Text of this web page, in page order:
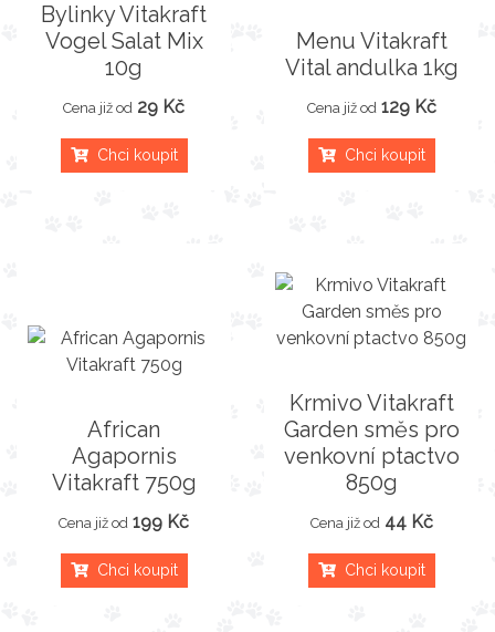
Bylinky Vitakraft
Vogel Salat Mix
10g
Cena již od 29 Kč
Chci koupit
Menu Vitakraft
Vital andulka 1kg
Cena již od 129 Kč
Chci koupit
African
Agapornis
Vitakraft 750g
Cena již od 199 Kč
Chci koupit
Krmivo Vitakraft
Garden směs pro
venkovní ptactvo
850g
Cena již od 44 Kč
Chci koupit